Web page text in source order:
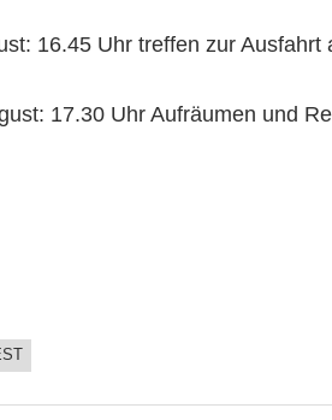
16.45 Uhr treffen zur Ausfahrt
17.30 Uhr Aufräumen und